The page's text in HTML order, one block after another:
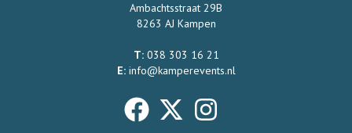
Ambachtsstraat 29B
8263 AJ Kampen
T: 038 303 16 21
E: info@kamperevents.nl